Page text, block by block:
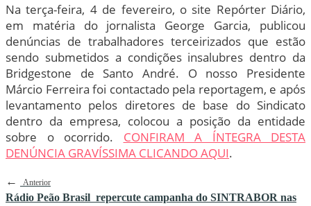
Na terça-feira, 4 de fevereiro, o site Repórter Diário,
em matéria do jornalista George Garcia, publicou
denúncias de trabalhadores terceirizados que estão
sendo submetidos a condições insalubres dentro da
Bridgestone de Santo André. O nosso Presidente
Márcio Ferreira foi contactado pela reportagem, e após
levantamento pelos diretores de base do Sindicato
dentro da empresa, colocou a posição da entidade
sobre o ocorrido. CONFIRAM A ÍNTEGRA DESTA
DENÚNCIA GRAVÍSSIMA CLICANDO AQUI.
←
Anterior
Rádio Peão Brasil repercute campanha do SINTRABOR nas